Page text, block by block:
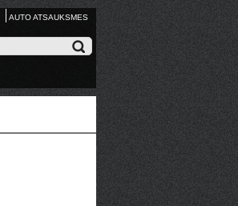
AUTO ATSAUKSMES